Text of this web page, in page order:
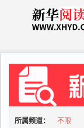
所属频道： 不限